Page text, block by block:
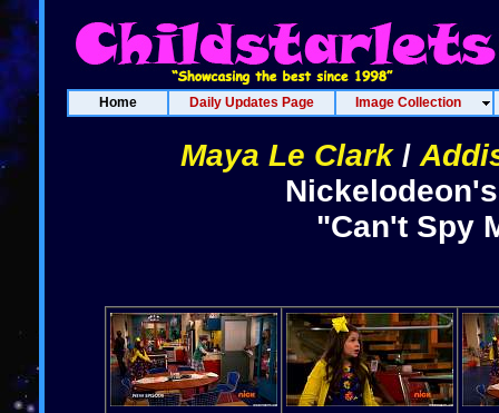
Home Daily Updates Page Image Collection
Maya Le Clark/
"Can't Spy